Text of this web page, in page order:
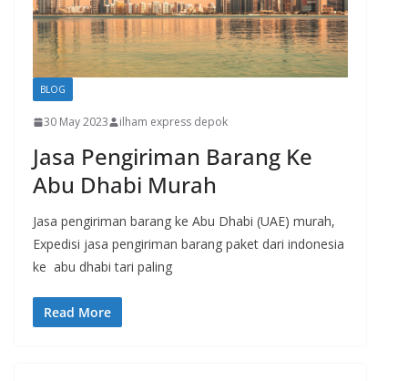
BLOG
30 May 2023 ilham express depok
Jasa Pengiriman Barang Ke
Abu Dhabi Murah
Jasa pengiriman barang ke Abu Dhabi (UAE) murah,
Expedisi jasa pengiriman barang paket dari indonesia
ke abu dhabi tari paling
Read More